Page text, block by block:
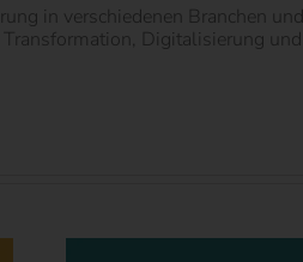
in verschiedenen Branchen
Digitalisierung